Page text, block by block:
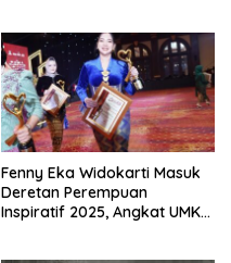
Fenny Eka Widokarti Masuk
Deretan Perempuan
Inspiratif 2025, Angkat UMKM